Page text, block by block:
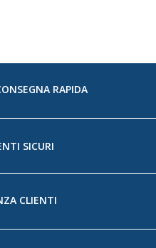
RAPIDA
SICURI
CLIENTI